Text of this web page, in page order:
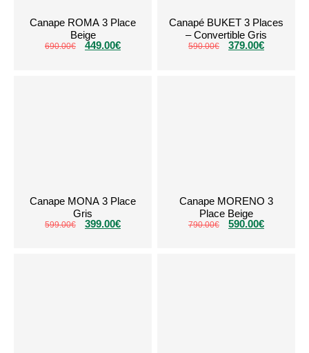
Canape ROMA 3 Place
Beige
690.00€ 449.00€
Canapé BUKET 3 Places
– Convertible Gris
590.00€ 379.00€
Canape MONA 3 Place
Gris
599.00€ 399.00€
Canape MORENO 3
Place Beige
790.00€ 590.00€